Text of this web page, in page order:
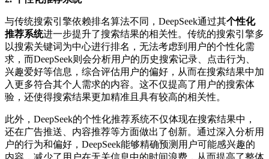
与传统搜索引擎依赖排名算法不同，DeepSeek通过其个性化
推荐系统进一步提升了搜索结果的相关性。传统的搜索引擎多
以搜索关键词为中心进行排名，无法考虑到用户的个性化需
求，而DeepSeek则会分析用户的历史搜索记录、点击行为、
兴趣爱好等信息，综合评估用户的偏好，从而在搜索结果中加
入更多符合其个人需求的内容。这不仅提高了用户的搜索体
验，还使得搜索结果更加精准且具有较高的相关性。
此外，DeepSeek的个性化推荐系统不仅体现在搜索结果中，
还在广告推送、内容推荐等方面做出了创新。通过深入分析用
户的行为和偏好，DeepSeek能够精确预测用户可能感兴趣的
内容，减少了用户在无关信息中的时间浪费，从而提高了整体